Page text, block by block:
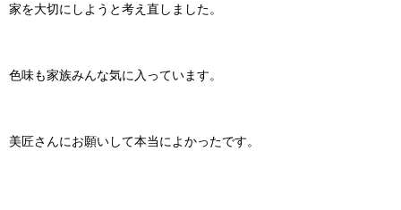
家を大切にしようと考え直しました。
色味も家族みんな気に入っています。
美匠さんにお願いして本当によかったです。